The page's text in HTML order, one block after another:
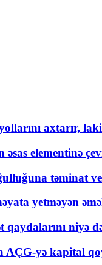
axtarır,
əsas elementinə
təminat
yetməyən
qaydalarını niyə
AÇG-yə kapital